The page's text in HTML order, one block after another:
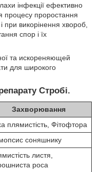
інфекції ефективно
процесу проростання
при викорінення хвороб,
спор і їх
та искореняющей
для широкого
Стробі.
Захворювання
плямистість, Фітофтора
соняшнику
листя,
роса